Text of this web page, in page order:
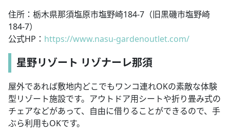
住所：栃木県那須塩原市塩野崎184-7（旧黒磯市塩野崎
184-7）
公式HP： https://www.nasu-gardenoutlet.com/
星野リゾート リゾナーレ那須
屋外であれば敷地内どこでもワンコ連れOKの素敵な体験
型リゾート施設です。アウトドア用シートや折り畳み式の
チェアなどがあって、自由に借りることができるので、手
ぶら利用もOKです。